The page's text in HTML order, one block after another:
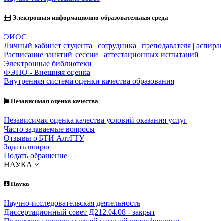
Электронная информационно-образовательная среда
ЭИОС
Личный кабинет студента | сотрудника | преподавателя |
Расписание занятий| сессии | аттестационных испытаний
Электронные библиотеки
ФЭПО - Внешняя оценка
Внутренняя система оценки качества образования
Независимая оценка качества
Независимая оценка качества условий оказания услуг
Часто задаваемые вопросы
Отзывы о БТИ АлтГТУ
Задать вопрос
Подать обращение
НАУКА
Наука
Научно-исследовательская деятельность
Диссертационный совет Д212.04.08 - закрыт